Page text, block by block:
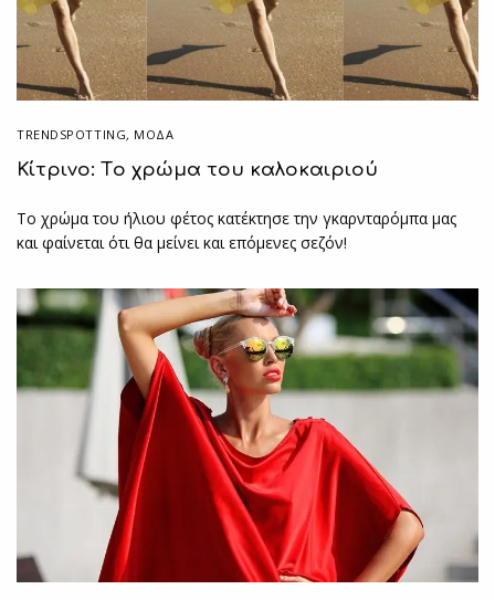
TRENDSPOTTING, ΜΟΔΑ
Κίτρινο: Tο χρώμα του καλοκαιριού
Το χρώμα του ήλιου φέτος κατέκτησε την γκαρνταρόμπα μας
και φαίνεται ότι θα μείνει και επόμενες σεζόν!